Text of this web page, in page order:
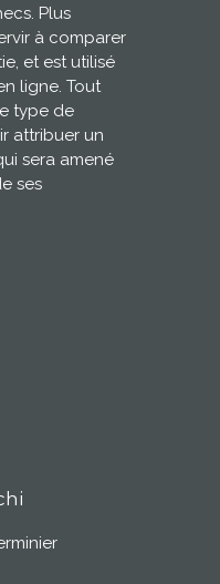
Plus
à comparer
et est utilisé
ligne. Tout
type de
attribuer un
sera amené
ses